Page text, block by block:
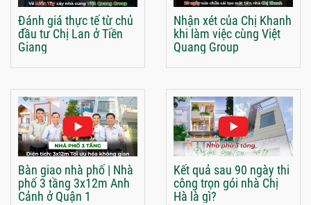
Đánh giá thực tế từ chủ
đầu tư Chị Lan ở Tiền
Giang
Nhận xét của Chị Khanh
khi làm việc cùng Việt
Quang Group
Bàn giao nhà phố | Nhà
phố 3 tầng 3x12m Anh
Cảnh ở Quận 1
Kết quả sau 90 ngày thi
công trọn gói nhà Chị
Hà là gì?